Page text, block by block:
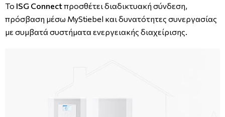
Το ISG Connectπροσθέτει διαδικτυακή σύνδεση,
πρόσβαση μέσω MyStiebel και δυνατότητες συνεργασίας
με συμβατά συστήματα ενεργειακής διαχείρισης.